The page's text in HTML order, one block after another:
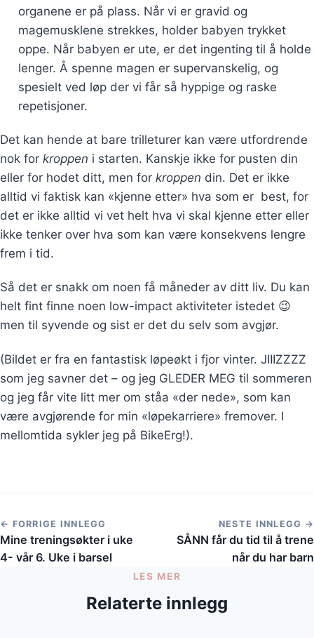
organene er på plass. Når vi er gravid og
magemusklene strekkes, holder babyen trykket
oppe. Når babyen er ute, er det ingenting til å holde
lenger. Å spenne magen er supervanskelig, og
spesielt ved løp der vi får så hyppige og raske
repetisjoner.
Det kan hende at bare trilleturer kan være utfordrende
nok for kroppen i starten. Kanskje ikke for pusten din
eller for hodet ditt, men for kroppen din. Det er ikke
alltid vi faktisk kan «kjenne etter» hva som er best, for
det er ikke alltid vi vet helt hva vi skal kjenne etter eller
ikke tenker over hva som kan være konsekvens lengre
frem i tid.
Så det er snakk om noen få måneder av ditt liv. Du kan
helt fint finne noen low-impact aktiviteter istedet 😉
men til syvende og sist er det du selv som avgjør.
(Bildet er fra en fantastisk løpeøkt i fjor vinter. JIIIZZZZ
som jeg savner det – og jeg GLEDER MEG til sommeren
og jeg får vite litt mer om ståa «der nede», som kan
være avgjørende for min «løpekarriere» fremover. I
mellomtida sykler jeg på BikeErg!).
← FORRIGE INNLEGG
Mine treningsøkter i uke
4- vår 6. Uke i barsel
NESTE INNLEGG →
SÅNN får du tid til å trene
når du har barn
LES MER
Relaterte innlegg